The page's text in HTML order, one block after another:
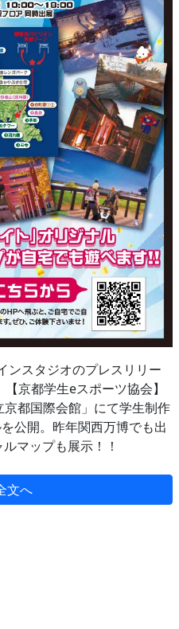
ンスタジオのプレスリリー
京都学生eスポーツ協会】
都国際会館」にて学生制作
公開。昨年関西万博でも出
マップも展示！！
文へ